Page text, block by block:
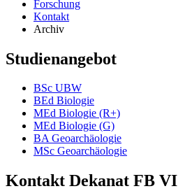
Forschung
Kontakt
Archiv
Studienangebot
BSc UBW
BEd Biologie
MEd Biologie (R+)
MEd Biologie (G)
BA Geoarchäologie
MSc Geoarchäologie
Kontakt Dekanat FB VI